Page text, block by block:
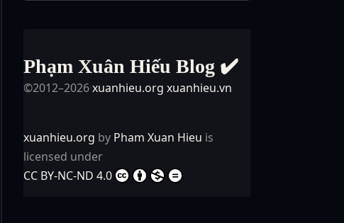
Phạm Xuân Hiếu Blog ✔️
©2012–2026xuanhieu.org xuanhieu.vn
xuanhieu.org by Pham Xuan Hieu is
licensed under
CC BY-NC-ND 4.0